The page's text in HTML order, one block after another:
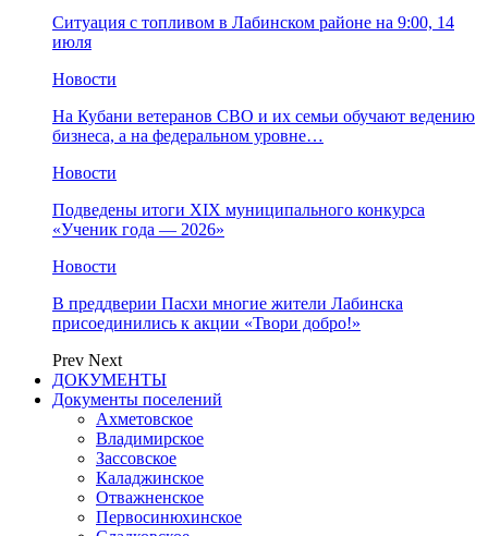
Ситуация с топливом в Лабинском районе на 9:00, 14
июля
Новости
На Кубани ветеранов СВО и их семьи обучают ведению
бизнеса, а на федеральном уровне…
Новости
Подведены итоги XIX муниципального конкурса
«Ученик года — 2026»
Новости
В преддверии Пасхи многие жители Лабинска
присоединились к акции «Твори добро!»
Prev Next
ДОКУМЕНТЫ
Документы поселений
Ахметовское
Владимирское
Зассовское
Каладжинское
Отважненское
Первосинюхинское